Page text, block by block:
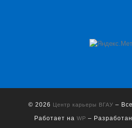
© 2026 Центр карьеры ВГАУ –
Работает на WP –